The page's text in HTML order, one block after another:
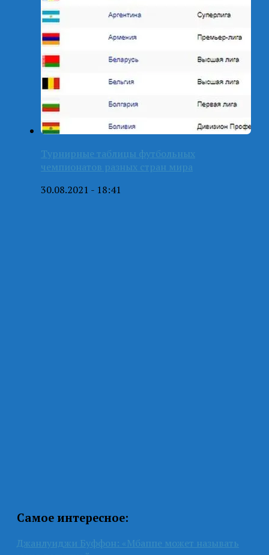
Турнирные таблицы футбольных
чемпионатов разных стран мира
30.08.2021 - 18:41
Самое интересное:
Джанлуиджи Буффон: «Мбаппе может называть